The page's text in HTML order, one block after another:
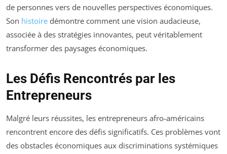
de personnes vers de nouvelles perspectives économiques.
Son histoire démontre comment une vision audacieuse,
associée à des stratégies innovantes, peut véritablement
transformer des paysages économiques.
Les Défis Rencontrés par les
Entrepreneurs
Malgré leurs réussites, les entrepreneurs afro-américains
rencontrent encore des défis significatifs. Ces problèmes vont
des obstacles économiques aux discriminations systémiques